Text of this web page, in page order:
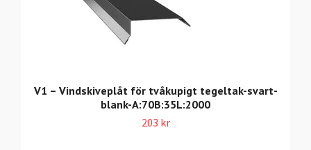
V1 – Vindskiveplåt för tvåkupigt tegeltak-svart-
blank-A:70B:35L:2000
203 kr